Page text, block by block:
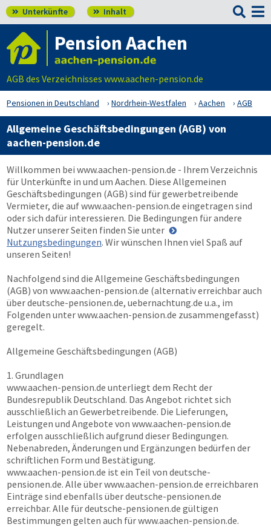
 Unterkünfte  Inhalt 
Pension Aachen
AGB des Verzeichnisses www.aachen-pension.de
Pensionen in Deutschland Nordrhein-Westfalen Aachen AGB
Allgemeine Geschäftsbedingungen (AGB) von
aachen-pension.de
Willkommen bei www.aachen-pension.de - Ihrem Verzeichnis
für Unterkünfte in und um Aachen. Diese Allgemeinen
Geschäftsbedingungen (AGB) sind für gewerbetreibende
Vermieter, die aufwww.aachen-pension.de eingetragen sind
oder sich dafür interessieren. Die Bedingungen für andere
Nutzer unserer Seiten finden Sie unter
Nutzungsbedingungen. Wir wünschen Ihnen viel Spaß auf
unseren Seiten!
Nachfolgend sind die Allgemeine Geschäftsbedingungen
(AGB) von www.aachen-pension.de (alternativ erreichbar auch
überdeutsche-pensionen.de, uebernachtung.de u.a., im
Folgenden unterwww.aachen-pension.de zusammengefasst)
geregelt.
Allgemeine Geschäftsbedingungen (AGB)
1. Grundlagen
www.aachen-pension.de unterliegt dem Recht der
Bundesrepublik Deutschland. Das Angebot richtet sich
ausschließlich an Gewerbetreibende. Die Lieferungen,
Leistungen und Angebote von www.aachen-pension.de
erfolgen ausschließlich aufgrund dieser Bedingungen.
Nebenabreden, Änderungen und Ergänzungen bedürfen der
schriftlichen Form und Bestätigung.
www.aachen-pension.de ist ein Teil von deutsche-
pensionen.de. Alle überwww.aachen-pension.de erreichbaren
Einträge sind ebenfalls überdeutsche-pensionen.de
erreichbar. Alle fürdeutsche-pensionen.de gültigen
Bestimmungen gelten auch fürwww.aachen-pension.de.